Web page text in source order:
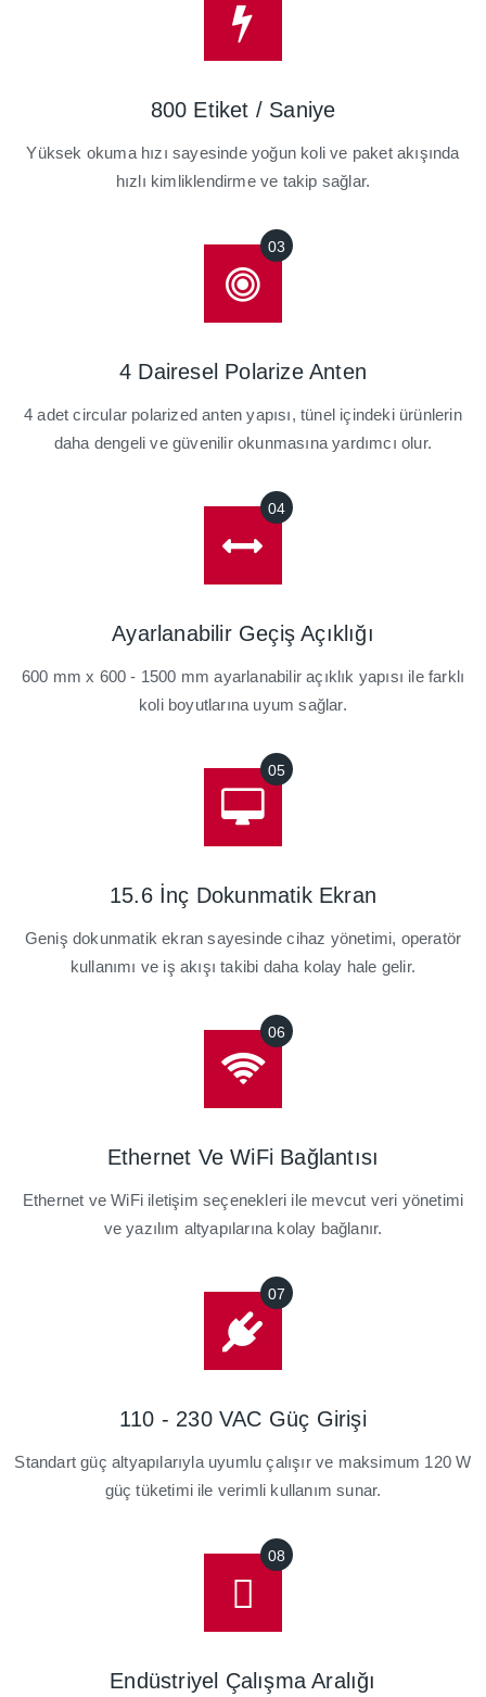
800 Etiket / Saniye
Yüksek okuma hızı sayesinde yoğun koli ve paket akışında
hızlı kimliklendirme ve takip sağlar.
4 Dairesel Polarize Anten
4 adet circular polarized anten yapısı, tünel içindeki ürünlerin
daha dengeli ve güvenilir okunmasına yardımcı olur.
Ayarlanabilir Geçiş Açıklığı
600 mm x 600 - 1500 mm ayarlanabilir açıklık yapısı ile farklı
koli boyutlarına uyum sağlar.
15.6 İnç Dokunmatik Ekran
Geniş dokunmatik ekran sayesinde cihaz yönetimi, operatör
kullanımı ve iş akışı takibi daha kolay hale gelir.
Ethernet Ve WiFi Bağlantısı
Ethernet ve WiFi iletişim seçenekleri ile mevcut veri yönetimi
ve yazılım altyapılarına kolay bağlanır.
110 - 230 VAC Güç Girişi
Standart güç altyapılarıyla uyumlu çalışır ve maksimum 120 W
güç tüketimi ile verimli kullanım sunar.
Endüstriyel Çalışma Aralığı